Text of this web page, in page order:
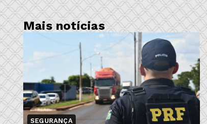
Mais notícias
SEGURANÇA